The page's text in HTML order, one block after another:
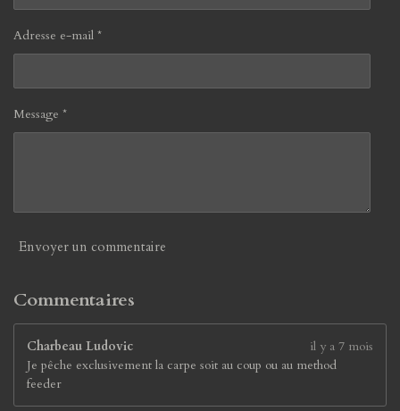
2
6
5
8
7
i
e
n
Adresse e-mail *
Message *
Envoyer un commentaire
Commentaires
Charbeau Ludovic
il y a 7 mois
Je pêche exclusivement la carpe soit au coup ou au method
feeder